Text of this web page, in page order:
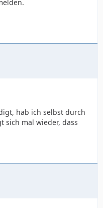
hab ich selbst durch
sich mal wieder, dass